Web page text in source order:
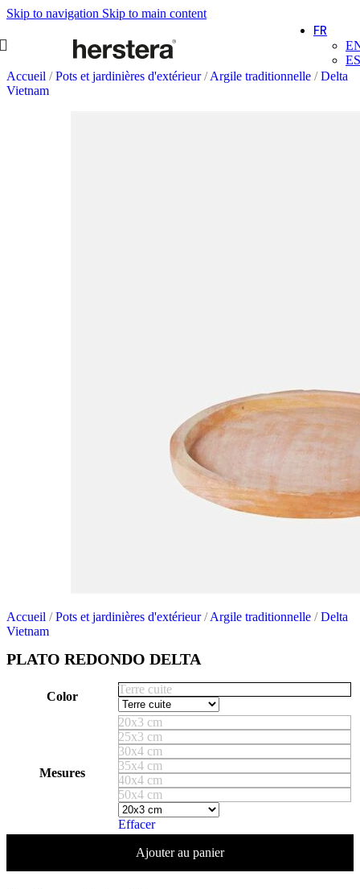
Skip to navigation Skip to main content
FR
ES
Accueil / Pots et jardinières d'extérieur/ Argile traditionnelle / Delta
Vietnam
Accueil / Pots et jardinières d'extérieur/ Argile traditionnelle / Delta
Vietnam
PLATO REDONDO DELTA
Color
Terre cuite
Mesures
20x3 cm
25x3 cm
30x4 cm
35x4 cm
40x4 cm
50x4 cm
Effacer
Ajouter au panier